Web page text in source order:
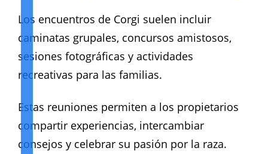
Los encuentros de Corgi suelen incluir
caminatas grupales, concursos amistosos,
sesiones fotográficas y actividades
recreativas para las familias.
Estas reuniones permiten a los propietarios
compartir experiencias, intercambiar
consejos y celebrar su pasión por la raza.